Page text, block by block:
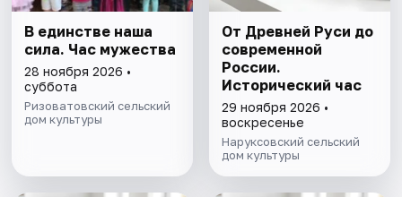
В единстве наша
сила. Час мужества
28 ноября 2026 •
суббота
Ризоватовский сельский
дом культуры
От Древней Руси до
современной
России.
Исторический час
29 ноября 2026 •
воскресенье
Наруксовский сельский
дом культуры